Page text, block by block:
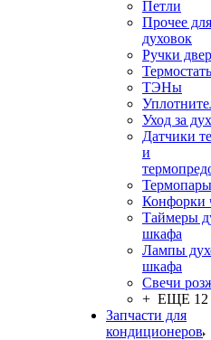
Петли
Прочее
духовок
Ручки
ТЭНы
Уход за
Датчики
и
Термопары
Конфорки
Таймеры
шкафа
Лампы
шкафа
Свечи
+ ЕЩЕ 12
Запчасти для
кондиционеров